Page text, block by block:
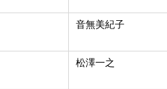
音無美紀子
松澤一之